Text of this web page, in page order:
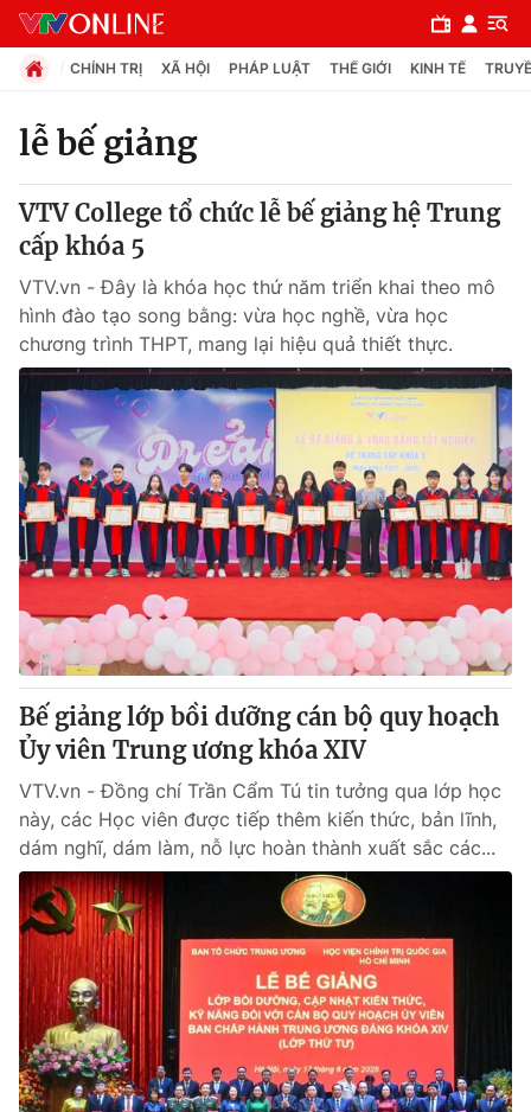
Chuyên mục
Chính trị
Xã hội
Pháp luật
Y tế
Thế giới
Tin tức
Thế giới đó đây
Câu chuyện quốc tế
Kinh tế
Tài chính
Thị trường
Góc doanh nghiệp
Dữ liệu và đời sống
Truyền hình
Phim VTV
Hậu trường
Nhân vật
Khán giả
Giải sao mai
Giải trí
Điện ảnh
Âm nhạc
Sao
Đời sống
Du lịch
Làm đẹp
Chất lượng cuộc sống
Giáo dục
Tuyển sinh
Học trực tuyến
Công nghệ
Hitech Công nghệ tương lai
Sản phẩm
Giao lưu trực tuyến
CHÍNH TRỊ XÃ HỘI PHÁP LUẬT THẾ GIỚI KINH TẾ
lễ bế giảng
VTV College tổ chức lễ bế giảng hệ Trung
cấp khóa 5
VTV.vn - Đây là khóa học thứ năm triển khai theo mô
hình đào tạo song bằng: vừa học nghề, vừa học
chương trình THPT, mang lại hiệu quả thiết thực.
Bế giảng lớp bồi dưỡng cán bộ quy hoạch
Ủy viên Trung ương khóa XIV
VTV.vn - Đồng chí Trần Cẩm Tú tin tưởng qua lớp học
này, các Học viên được tiếp thêm kiến thức, bản lĩnh,
dám nghĩ, dám làm, nỗ lực hoàn thành xuất sắc các...